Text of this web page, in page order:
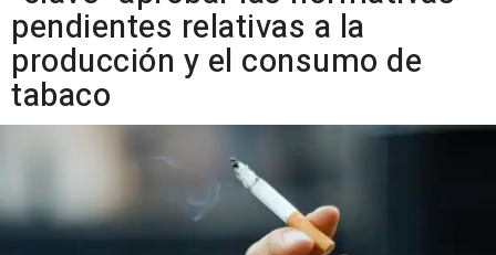
pendientes relativas a la
producción y el consumo de
tabaco